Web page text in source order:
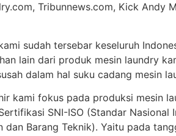
Tribunnews.com, Kick Andy
sudah tersebar keseluruh
lain dari produk mesin laundry
dalam hal suku cadang mesin
kami fokus pada produksi mesin
SNI-ISO (Standar Nasional
Barang Teknik). Yaitu pada